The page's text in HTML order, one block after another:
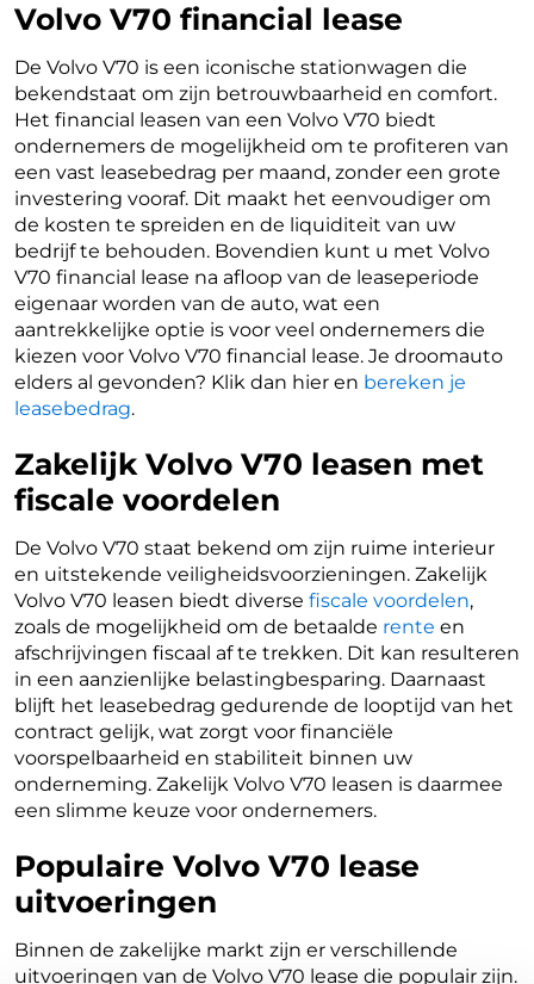
Volvo V70 financial lease
De Volvo V70 is een iconische stationwagen die
bekendstaat om zijn betrouwbaarheid en comfort.
Het financial leasen van een Volvo V70 biedt
ondernemers de mogelijkheid om te profiteren van
een vast leasebedrag per maand, zonder een grote
investering vooraf. Dit maakt het eenvoudiger om
de kosten te spreiden en de liquiditeit van uw
bedrijf te behouden. Bovendien kunt u met Volvo
V70 financial lease na afloop van de leaseperiode
eigenaar worden van de auto, wat een
aantrekkelijke optie is voor veel ondernemers die
kiezen voor Volvo V70 financial lease. Je droomauto
elders al gevonden? Klik dan hier en bereken je
leasebedrag.
Zakelijk Volvo V70 leasen met
fiscale voordelen
De Volvo V70 staat bekend om zijn ruime interieur
en uitstekende veiligheidsvoorzieningen. Zakelijk
Volvo V70 leasen biedt diverse fiscale voordelen,
zoals de mogelijkheid om de betaalde rente en
afschrijvingen fiscaal af te trekken. Dit kan resulteren
in een aanzienlijke belastingbesparing. Daarnaast
blijft het leasebedrag gedurende de looptijd van het
contract gelijk, wat zorgt voor financiële
voorspelbaarheid en stabiliteit binnen uw
onderneming. Zakelijk Volvo V70 leasen is daarmee
een slimme keuze voor ondernemers.
Populaire Volvo V70 lease
uitvoeringen
Binnen de zakelijke markt zijn er verschillende
uitvoeringen van de Volvo V70 lease die populair zijn.